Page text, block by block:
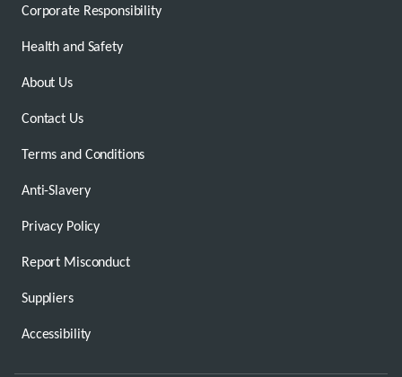
Corporate Responsibility
Health and Safety
About Us
Contact Us
Terms and Conditions
Anti-Slavery
Privacy Policy
Report Misconduct
Suppliers
Accessibility